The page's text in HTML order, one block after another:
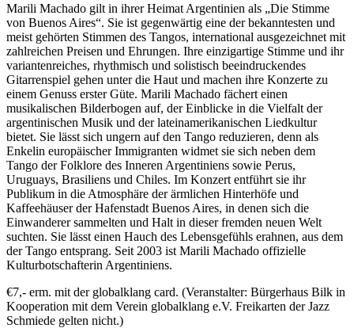
Marili Machado gilt in ihrer Heimat Argentinien als „Die Stimme
von Buenos Aires“. Sie ist gegenwärtig eine der bekanntesten und
meist gehörten Stimmen des Tangos, international ausgezeichnet mit
zahlreichen Preisen und Ehrungen. Ihre einzigartige Stimme und ihr
variantenreiches, rhythmisch und solistisch beeindruckendes
Gitarrenspiel gehen unter die Haut und machen ihre Konzerte zu
einem Genuss erster Güte. Marili Machado fächert einen
musikalischen Bilderbogen auf, der Einblicke in die Vielfalt der
argentinischen Musik und der lateinamerikanischen Liedkultur
bietet. Sie lässt sich ungern auf den Tango reduzieren, denn als
Enkelin europäischer Immigranten widmet sie sich neben dem
Tango der Folklore des Inneren Argentiniens sowie Perus,
Uruguays, Brasiliens und Chiles. Im Konzert entführt sie ihr
Publikum in die Atmosphäre der ärmlichen Hinterhöfe und
Kaffeehäuser der Hafenstadt Buenos Aires, in denen sich die
Einwanderer sammelten und Halt in dieser fremden neuen Welt
suchten. Sie lässt einen Hauch des Lebensgefühls erahnen, aus dem
der Tango entsprang. Seit 2003 ist Marili Machado offizielle
Kulturbotschafterin Argentiniens.
€7,- erm. mit der globalklang card. (Veranstalter: Bürgerhaus Bilk in
Kooperation mit dem Verein globalklang e.V. Freikarten der Jazz
Schmiede gelten nicht.)